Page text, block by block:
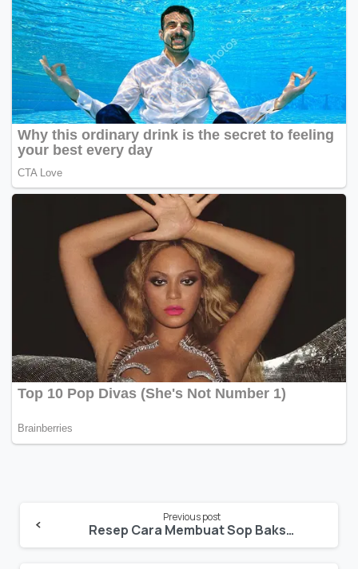
Previous post
Resep Cara Membuat Sop Bakso Emplung Jagung